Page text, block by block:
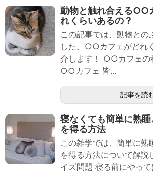
動物と触れ合える○○
れくらいあるの？
この記事では、動物との
した、○○カフェがどれ
介します！ ○○カフェの
○○カフェ 皆...
記事を読
寝なくても簡単に熟
を得る方法
この雑学では、簡単に熟
を得る方法について解説
イズ問題 寝る前にやっ